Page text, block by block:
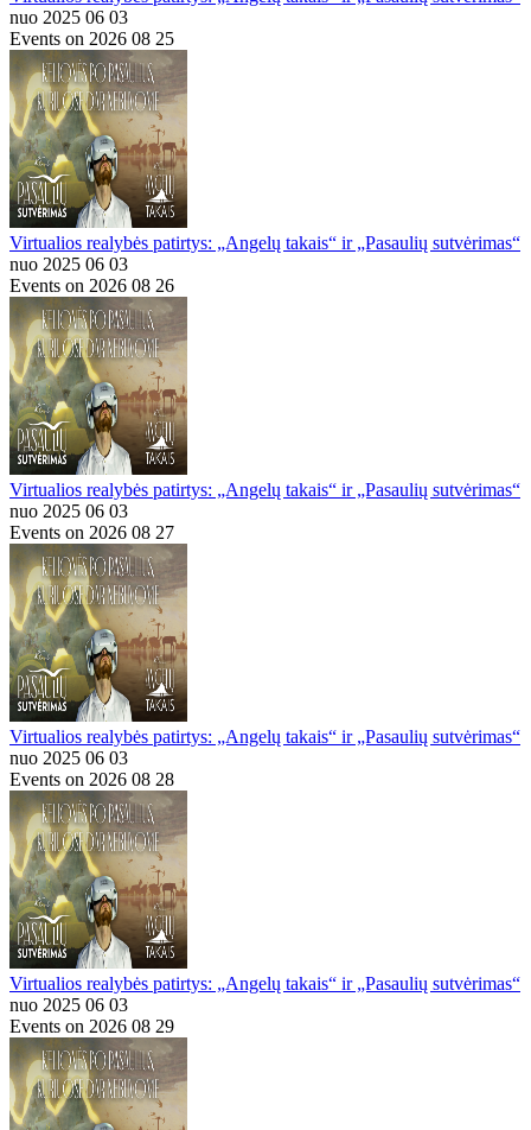
nuo 2025 06 03
Events on 2026 08 25
Virtualios realybės patirtys: „Angelų takais“ ir „Pasaulių sutvėrimas“
nuo 2025 06 03
Events on 2026 08 26
Virtualios realybės patirtys: „Angelų takais“ ir „Pasaulių sutvėrimas“
nuo 2025 06 03
Events on 2026 08 27
Virtualios realybės patirtys: „Angelų takais“ ir „Pasaulių sutvėrimas“
nuo 2025 06 03
Events on 2026 08 28
Virtualios realybės patirtys: „Angelų takais“ ir „Pasaulių sutvėrimas“
nuo 2025 06 03
Events on 2026 08 29